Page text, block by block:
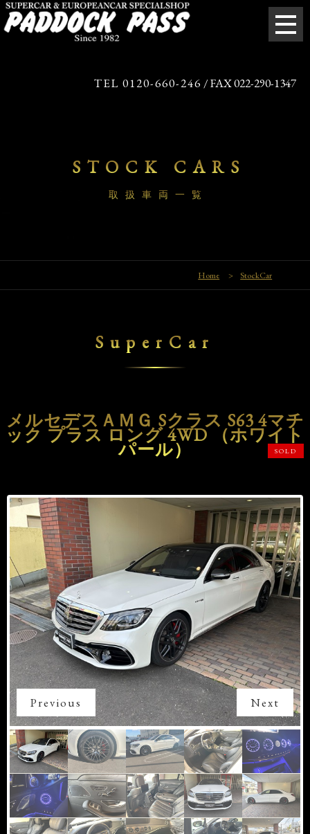
TEL 0120-660-246 / FAX 022-290-1347
STOCK CARS
取扱車両一覧
Home > StockCar
SuperCar
メルセデスＡＭＧ Sクラス S63 4マチ
ック プラス ロング 4WD （ホワイト
パール） SOLD
Previous Next